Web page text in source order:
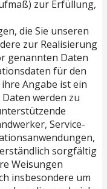
zur Erfüllung,
die Sie unseren
zur Realisierung
genannten Daten
für den
Angabe ist ein
werden zu
Service-
sorgfältig
Weisungen
insbesondere um